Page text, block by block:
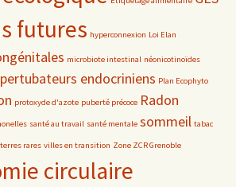
futures hyperconnexion Loi Elan
microbiote intestinal néonicotinoïdes
pertubateurs endocriniens Plan Ecophyto
protoxyde d'azote puberté précoce Radon
santé au travail santé mentale sommeil tabac
terres rares villes en transition Zone ZCR Grenoble
circulaire